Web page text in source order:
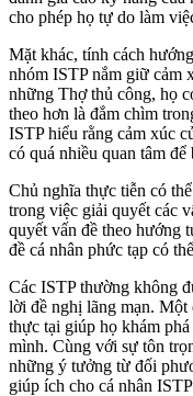
cho phép họ tự do làm
Mặt khác, tính cách
nhóm ISTP nắm giữ cảm
những Thợ thủ công, họ
theo hơn là đắm chìm
ISTP hiểu rằng cảm xúc
có quá nhiều quan tâm
Chủ nghĩa thực tiễn có
trong việc giải quyết các
quyết vấn đề theo hướng
đề cá nhân phức tạp có
Các ISTP thường không
lời đề nghị lãng mạn. Một
thực tại giúp họ khám
mình. Cùng với sự tôn
những ý tưởng từ đối
giúp ích cho cá nhân